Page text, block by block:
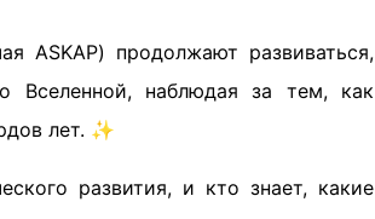
ASKAP) продолжают развиваться,
наблюдая за тем, как
лет. ✨
развития, и кто знает, какие